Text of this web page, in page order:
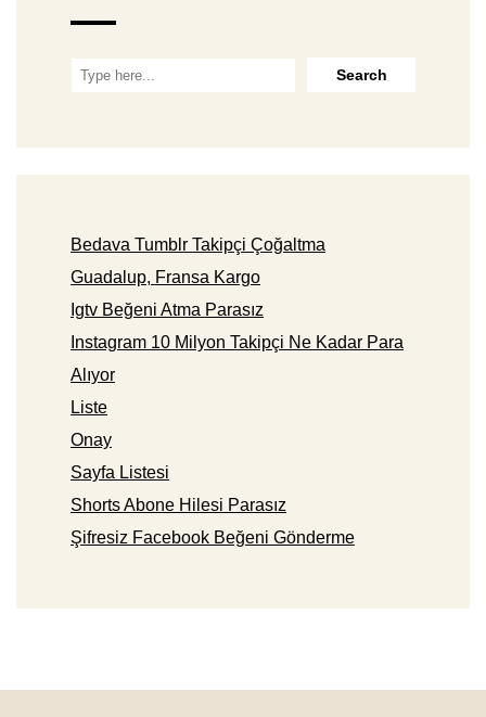
Bedava Tumblr Takipçi Çoğaltma
Guadalup, Fransa Kargo
Igtv Beğeni Atma Parasız
Instagram 10 Milyon Takipçi Ne Kadar Para
Alıyor
Liste
Onay
Sayfa Listesi
Shorts Abone Hilesi Parasız
Şifresiz Facebook Beğeni Gönderme